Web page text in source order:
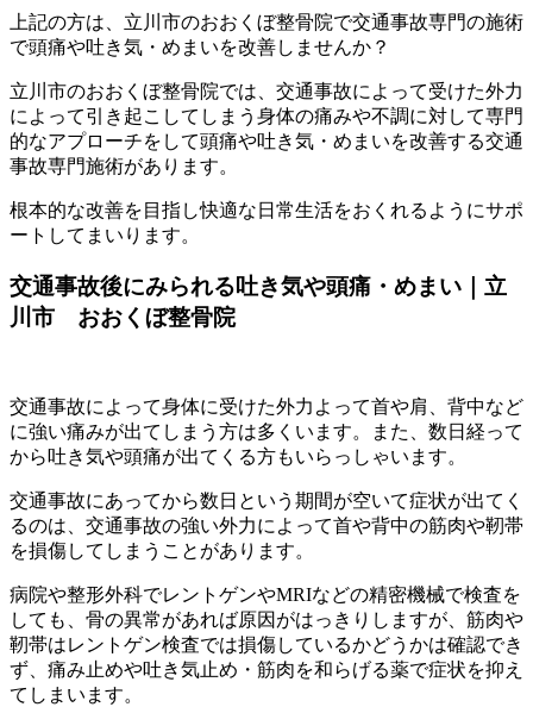
上記の方は、立川市のおおくぼ整骨院で交通事故専門の施術
で頭痛や吐き気・めまいを改善しませんか？
立川市のおおくぼ整骨院では、交通事故によって受けた外力
によって引き起こしてしまう身体の痛みや不調に対して専門
的なアプローチをして頭痛や吐き気・めまいを改善する交通
事故専門施術があります。
根本的な改善を目指し快適な日常生活をおくれるようにサポ
ートしてまいります。
交通事故後にみられる吐き気や頭痛・めまい｜立
川市 おおくぼ整骨院
交通事故によって身体に受けた外力よって首や肩、背中など
に強い痛みが出てしまう方は多くいます。また、数日経って
から吐き気や頭痛が出てくる方もいらっしゃいます。
交通事故にあってから数日という期間が空いて症状が出てく
るのは、交通事故の強い外力によって首や背中の筋肉や靭帯
を損傷してしまうことがあります。
病院や整形外科でレントゲンやMRIなどの精密機械で検査を
しても、骨の異常があれば原因がはっきりしますが、筋肉や
靭帯はレントゲン検査では損傷しているかどうかは確認でき
ず、痛み止めや吐き気止め・筋肉を和らげる薬で症状を抑え
てしまいます。